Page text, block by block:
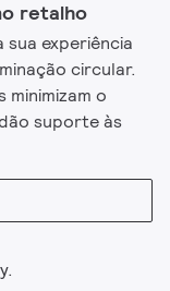
retalho
sua experiência
circular.
o
suporte às